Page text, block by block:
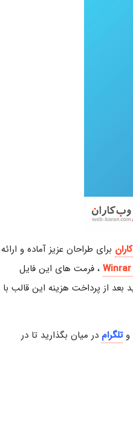
برای طراحان عزیز آماده و ارائه
Winrar ، فرمت های این فایل
بعد از پرداخت هزینه این قالب با
وتلگرام در میان بگذارید تا در